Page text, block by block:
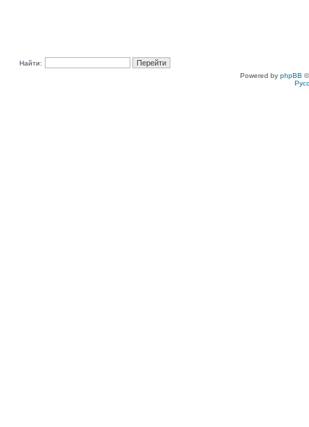
Найти:
Powered by phpBB